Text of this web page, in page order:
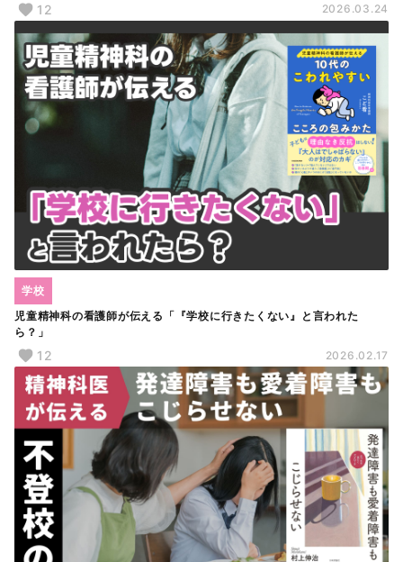
12 2026.03.24
児童精神科の看護師が伝える「『学校に行きたくない』と言われた
ら？」
学校
12 2026.02.17